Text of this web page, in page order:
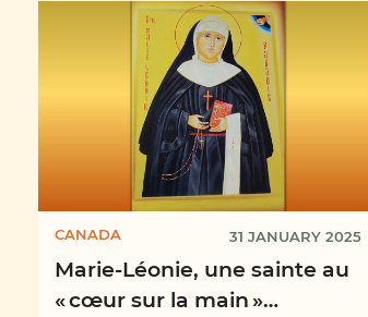
CANADA 31 JANUARY 2025
Marie-Léonie, une sainte au
« cœur sur la main »